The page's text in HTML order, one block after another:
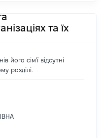
та їх
його сім'ї відсутні
розділі.